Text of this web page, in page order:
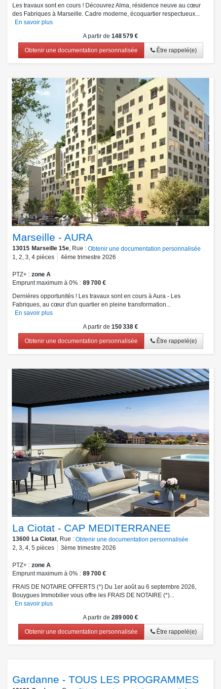
Les travaux sont en cours ! Découvrez Alma, résidence neuve au cœur
des Fabriques à Marseille. Cadre moderne, écoquartier respectueux...
En savoir plus
A partir de 148 579 €
Obtenir une documentation personnalisée Être rappelé(e)
Marseille - AURA
13015 Marseille 15e, Rue : Obtenir une documentation personnalisée
1, 2, 3, 4 pièces 4ème trimestre 2026
PTZ+
zone A
Emprunt maximum à 0%
89 700 €
Dernières opportunités ! Les travaux sont en cours à Aura - Les
Fabriques, au cœur d'un quartier en pleine transformation...
En savoir plus
A partir de 150 338 €
Obtenir une documentation personnalisée Être rappelé(e)
La Ciotat - CAP MEDITERRANEE
13600 La Ciotat, Rue : Obtenir une documentation personnalisée
2, 3, 4, 5 pièces 3ème trimestre 2026
PTZ+
zone A
Emprunt maximum à 0%
89 700 €
FRAIS DE NOTAIRE OFFERTS (*) Du 1er août au 6 septembre 2026,
Bouygues Immobilier vous offre les FRAIS DE NOTAIRE (*)...
En savoir plus
A partir de 289 000 €
Obtenir une documentation personnalisée Être rappelé(e)
Gardanne - TOUS LES PROGRAMMES